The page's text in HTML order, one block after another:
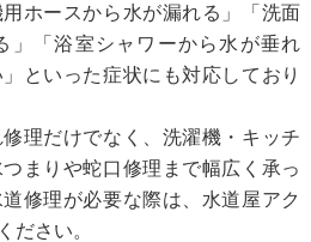
ホースから水が漏れる」「洗面
」「浴室シャワーから水が垂れ
といった症状にも対応しており
理だけでなく、洗濯機・キッチ
まりや蛇口修理まで幅広く承っ
修理が必要な際は、水道屋アク
ださい。